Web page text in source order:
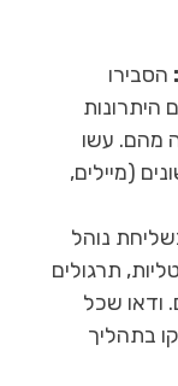
הסבירו
היתרונות
מהם. עשו
(מיילים,
נוהל
תרגולים
ודאו שכל
בתהליך